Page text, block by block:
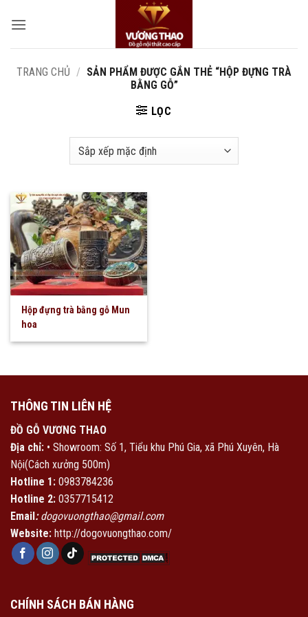
qua
TRANG CHỦ / SẢN PHẨM ĐƯỢC GẮN THẺ “HỘP ĐỰNG TRÀ
BẰNG GỖ”
LỌC
Hộp đựng trà bằng gỗ Mun
hoa
THÔNG TIN LIÊN HỆ
ĐỒ GỖ VƯƠNG THAO
Địa chỉ: • Showroom: Số 1, Tiểu khu Phú Gia, xã Phú Xuyên, Hà
Nội(Cách xưởng 500m)
Hotline 1: 0983784236
Hotline 2: 0357715412
Email :dogovuongthao@gmail.com
Website: http://dogovuongthao.com/
CHÍNH SÁCH BÁN HÀNG